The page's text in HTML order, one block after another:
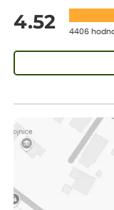
4.52 4406
Měla jsem
sazenicemi
Miroslava
Rostliny byly v